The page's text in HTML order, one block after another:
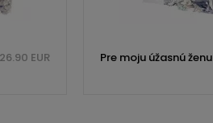
26.90 EUR Pre moju úžasnú ženu